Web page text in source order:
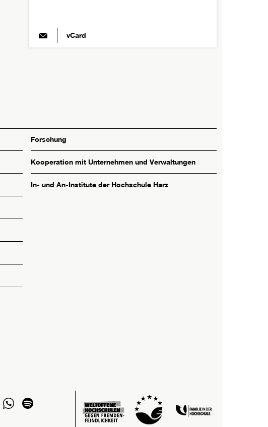
vCard
Forschung
Kooperation mit Unternehmen und Verwaltungen
In- und An-Institute der Hochschule Harz